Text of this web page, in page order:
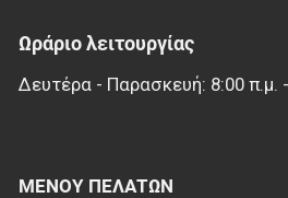
Ωράριο λειτουργίας
Δευτέρα - Παρασκευή: 8:00 π.μ.
ΜΕΝΟΎ ΠΕΛΑΤΏΝ